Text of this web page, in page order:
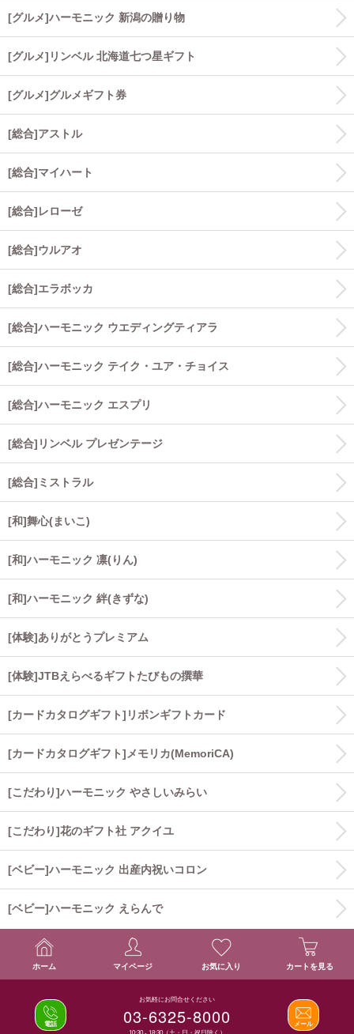
[グルメ]ハーモニック 新潟の贈り物
[グルメ]リンベル 北海道七つ星ギフト
[グルメ]グルメギフト券
[総合]アストル
[総合]マイハート
[総合]レローゼ
[総合]ウルアオ
[総合]エラボッカ
[総合]ハーモニック ウエディングティアラ
[総合]ハーモニック テイク・ユア・チョイス
[総合]ハーモニック エスプリ
[総合]リンベル プレゼンテージ
[総合]ミストラル
[和]舞心(まいこ)
[和]ハーモニック 凛(りん)
[和]ハーモニック 絆(きずな)
[体験]ありがとうプレミアム
[体験]JTBえらべるギフトたびもの撰華
[カードカタログギフト]リボンギフトカード
[カードカタログギフト]メモリカ(MemoriCA)
[こだわり]ハーモニック やさしいみらい
[こだわり]花のギフト社 アクイユ
[ベビー]ハーモニック 出産内祝いコロン
[ベビー]ハーモニック えらんで
ホーム マイページ お気に入り カートを見る
お気軽にお問合せください
03-6325-8000
電話 メール